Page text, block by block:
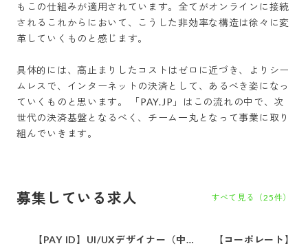
もこの仕組みが適用されています。全てがオンラインに接続
されるこれからにおいて、こうした非効率な構造は徐々に変
革していくものと感じます。
具体的には、高止まりしたコストはゼロに近づき、よりシー
ムレスで、インターネットの決済として、あるべき姿になっ
ていくものと思います。 「PAY.JP」はこの流れの中で、次
世代の決済基盤となるべく、チーム一丸となって事業に取り
組んでいきます。
募集している求人 すべて見る（25件）
【PAY ID】UI/UXデザイナー（中途
【コーポレート】